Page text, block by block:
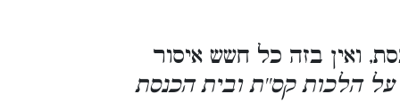
ואין בזה כל חשש איסור
הלכות קס''ת ובית הכנסת